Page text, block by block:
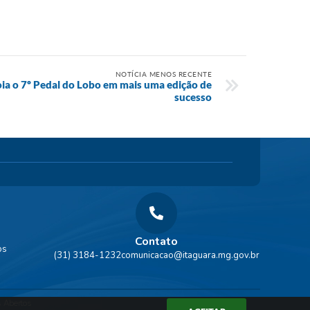
NOTÍCIA MENOS RECENTE
o 7º Pedal do Lobo em mais uma edição de
sucesso
Contato
(31) 3184-1232comunicacao@itaguara.mg.gov.br